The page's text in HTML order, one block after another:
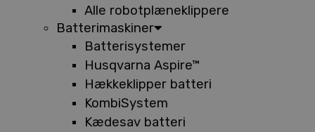
Alle robotplæneklippere
Batterimaskiner
Batterisystemer
Husqvarna Aspire™
Hækkeklipper batteri
KombiSystem
Kædesav batteri